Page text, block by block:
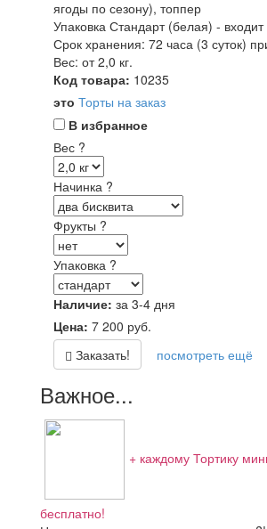
ягоды по сезону), топпер
Упаковка Стандарт (белая) - входит
Срок хранения: 72 часа (3 суток)
Вес: от 2,0 кг.
Код товара: 10235
это Торты на заказ
В избранное
Вес ?
Начинка ?
Фрукты ?
Упаковка ?
Наличие: за 3-4 дня
Цена: 7 200 руб.
Заказать!
посмотреть ещё
Важное...
+ каждому Тортику
бесплатно!